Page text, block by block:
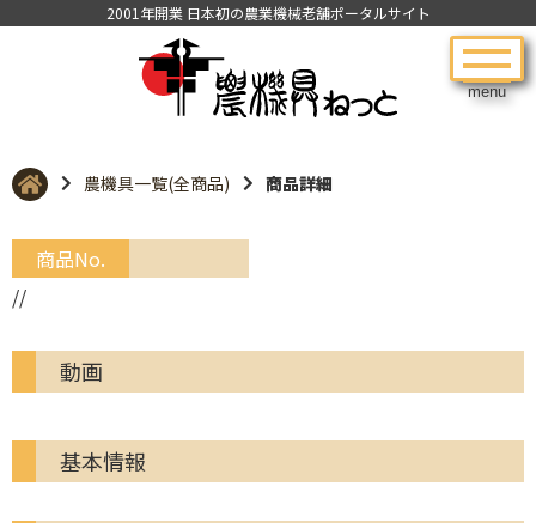
menu
2001年開業 日本初の農業機械老舗ポータルサイト
農機具一覧(全商品) 商品詳細
商品No.
//
動画
基本情報